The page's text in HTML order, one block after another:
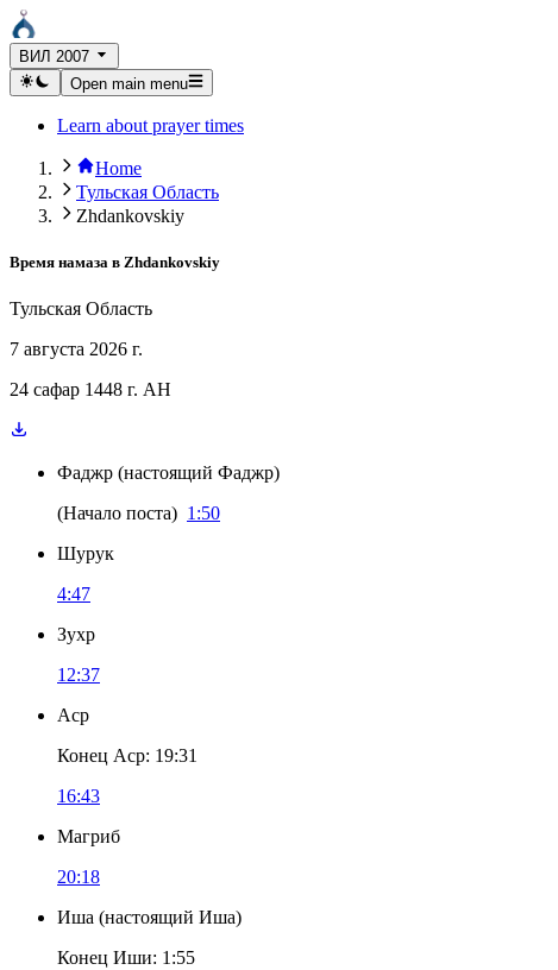
ВИЛ 2007
Open main menu
Learn about prayer times
Home
Тульская Область
Zhdankovskiy
Время намаза в Zhdankovskiy
Тульская Область
7 августа 2026 г.
24 сафар 1448 г. AH
Фаджр (настоящий Фаджр)
(Начало поста) 1:50
Шурук
4:47
Зухр
12:37
Аср
Конец Аср: 19:31
16:43
Магриб
20:18
Иша (настоящий Иша)
Конец Иши: 1:55